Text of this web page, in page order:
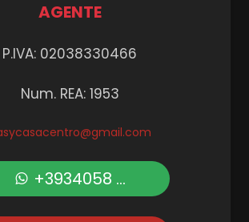
AGENTE
P.IVA: 02038330466
Num. REA: 1953
+3934058 ...